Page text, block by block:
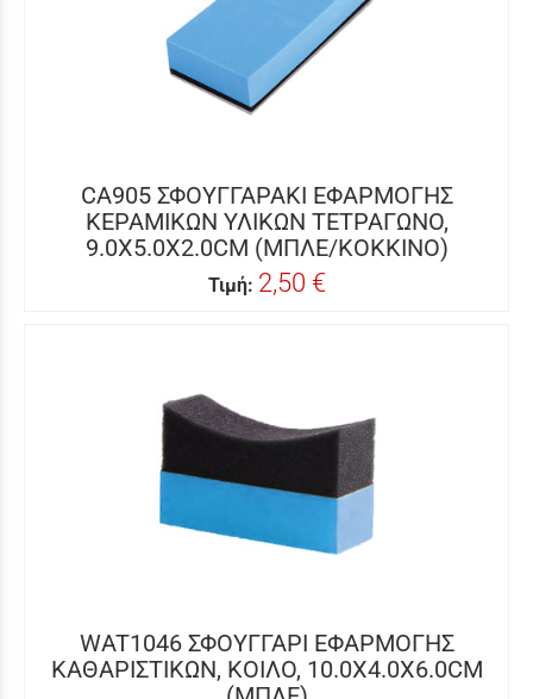
CA905 ΣΦΟΥΓΓΑΡΑΚΙ ΕΦΑΡΜΟΓΗΣ
ΚΕΡΑΜΙΚΩΝ ΥΛΙΚΩΝ ΤΕΤΡΑΓΩΝΟ,
9.0X5.0X2.0CM (ΜΠΛΕ/KOKKINO)
Τιμή: 2,50 €
WAT1046 ΣΦΟΥΓΓΑΡΙ ΕΦΑΡΜΟΓΗΣ
ΚΑΘΑΡΙΣΤΙΚΩΝ, ΚΟΙΛΟ, 10.0X4.0X6.0CM